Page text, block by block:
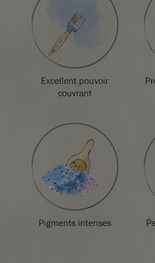
Veuillez noter que les couleurs
paramètres d’écran. Nous ne
couleurs des peintures affichées
correspondront exactement aux
doute, veuillez commander au
pot échantillon.
Éliminer le contenu/récipient dans
Excellent pouvoir
couvrant
Pigments intenses